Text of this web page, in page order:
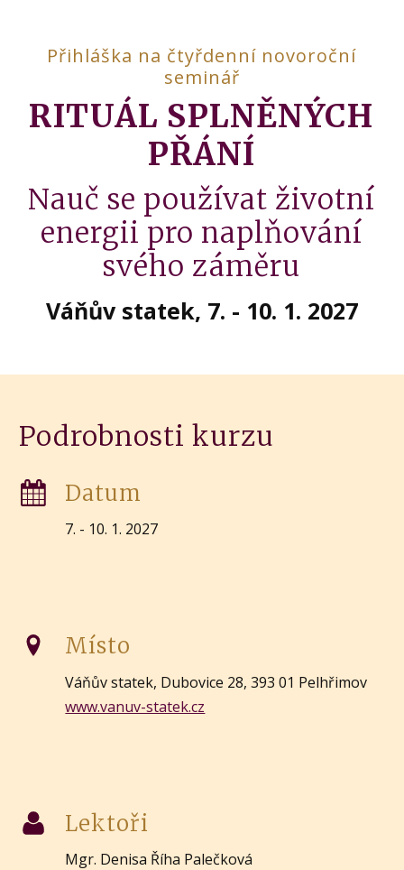
Přihláška na čtyřdenní novoroční
seminář
RITUÁL SPLNĚNÝCH
PŘÁNÍ
Nauč se používat životní
energii pro naplňování
svého záměru
Váňův statek, 7. - 10. 1. 2027
Podrobnosti kurzu
Datum
7. - 10. 1. 2027
Místo
Váňův statek, Dubovice 28, 393 01 Pelhřimov
www.vanuv-statek.cz
Lektoři
Mgr. Denisa Říha Palečková